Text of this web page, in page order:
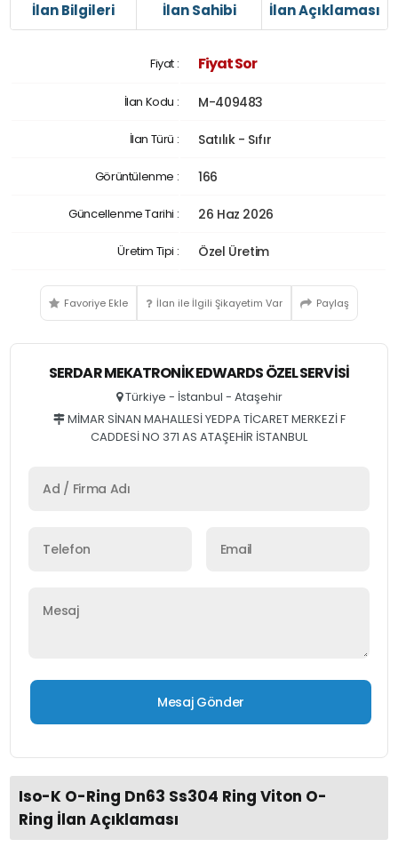
İlan Bilgileri İlan Sahibi İlan Açıklaması
Fiyat : Fiyat Sor
İlan Kodu : M-409483
İlan Türü : Satılık - Sıfır
Görüntülenme : 166
Güncellenme Tarihi : 26 Haz 2026
Üretim Tipi : Özel Üretim
Favoriye Ekle İlan ile İlgili Şikayetim Var Paylaş
SERDAR MEKATRONIK EDWARDS ÖZEL SERVİSİ
Türkiye - İstanbul - Ataşehir
MİMAR SİNAN MAHALLESİ YEDPA TİCARET MERKEZİ F
CADDESİ NO 371 AS ATAŞEHİR İSTANBUL
Iso-K O-Ring Dn63 Ss304 Ring Viton O-
Ring İlan Açıklaması